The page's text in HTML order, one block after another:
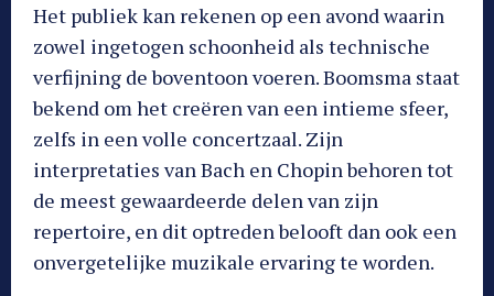
Het publiek kan rekenen op een avond waarin
zowel ingetogen schoonheid als technische
verfijning de boventoon voeren. Boomsma staat
bekend om het creëren van een intieme sfeer,
zelfs in een volle concertzaal. Zijn
interpretaties van Bach en Chopin behoren tot
de meest gewaardeerde delen van zijn
repertoire, en dit optreden belooft dan ook een
onvergetelijke muzikale ervaring te worden.